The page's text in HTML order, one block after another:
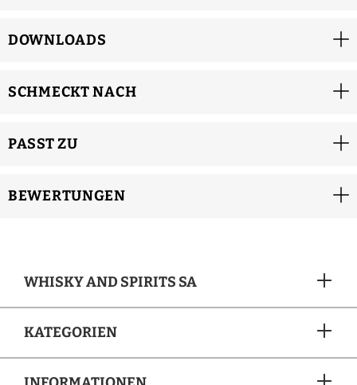
DOWNLOADS
SCHMECKT NACH
PASST ZU
BEWERTUNGEN
WHISKY AND SPIRITS SA
KATEGORIEN